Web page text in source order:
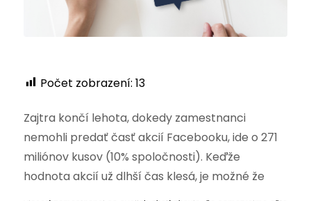
Počet zobrazení: 13
Zajtra končí lehota, dokedy zamestnanci
nemohli predať časť akcií Facebooku, ide o 271
miliónov kusov (10% spoločnosti). Keďže
hodnota akcií už dlhší čas klesá, je možné že